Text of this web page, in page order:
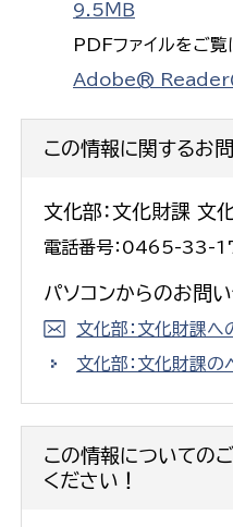
9.5ＭＢ
PDFファイルをご覧
Adobe®
この情報に関するお
文化部：文化財課 文
電話番号：0465-33-
パソコンからのお問
文化部：文化財課へ
文化部：文化財課の
この情報についての
ください！